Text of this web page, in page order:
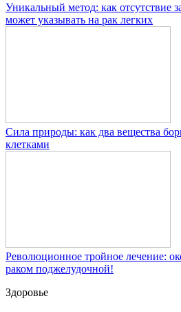
Уникальный метод: как отсутствие
может указывать на рак легких
Сила природы: как два вещества
клетками
Революционное тройное лечение:
раком поджелудочной!
Здоровье